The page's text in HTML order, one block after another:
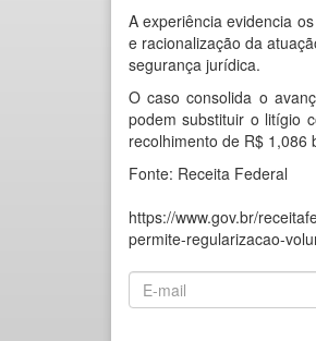
A experiência evidencia
e racionalização da
segurança jurídica.
O caso consolida o
podem substituir o litígio
recolhimento de R$ 1,086
Fonte: Receita Federal
https://www.gov.br/
permite-regularizacao-